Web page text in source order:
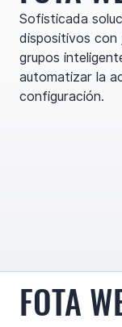
Sofisticada
dispositivos con
grupos
automatizar la
configuración.
FOTA